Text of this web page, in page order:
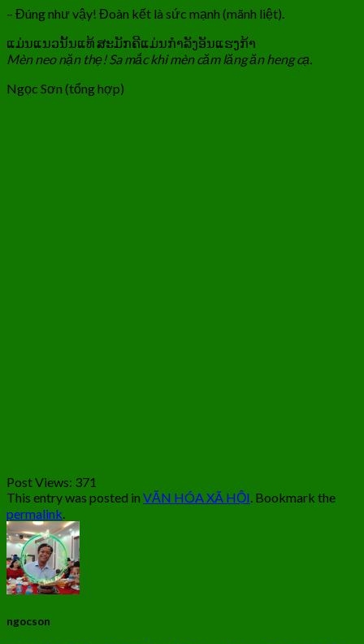
– Đúng như vậy! Đoàn kết là sức mạnh (mãnh liệt).
ແມ່ນແນວນັ້ນແທ້ ສະມັກຄີແມ່ນກຳລັງອັນແຮງກ້າ
Mèn neo nặn thẹ! Sa mắc khi mèn căm lăng ăn heng cạ.
Ngọc Sơn (tổng hợp)
Post Views: 371
This entry was posted in VĂN HÓA XÃ HỘI . Bookmark the
permalink
ngocson